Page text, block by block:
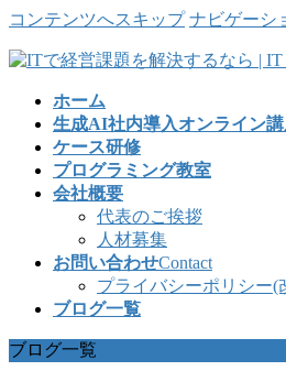
コンテンツへスキップ ナビゲーシ
ホーム
生成AI社内導入オンライン
ケース研修
プログラミング教室
会社概要
代表のご挨拶
人材募集
お問い合わせContact
プライバシーポリシー(
ブログ一覧
ブログ一覧